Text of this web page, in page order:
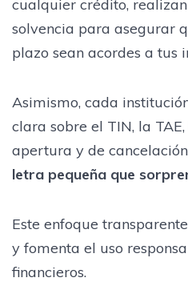
cualquier crédito,
solvencia para asegurar
plazo sean acordes a tus
Asimismo, cada
clara sobre el TIN, la
apertura y de
letra pequeña que
Este enfoque
y fomenta el uso
financieros.